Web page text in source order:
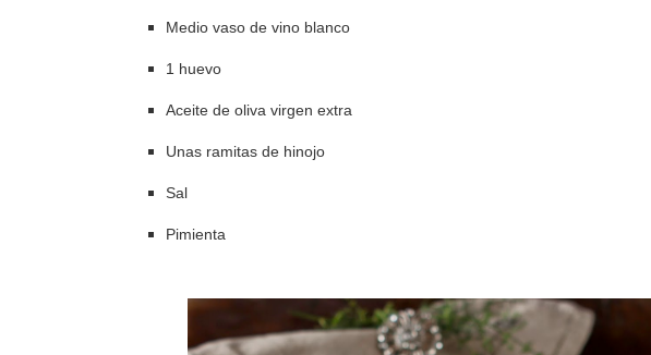
Medio vaso de vino blanco
1 huevo
Aceite de oliva virgen extra
Unas ramitas de hinojo
Sal
Pimienta